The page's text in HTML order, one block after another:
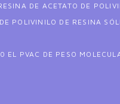
DE ACETATO DE
POLIVINILO DE RESINA
EL PVAC DE PESO